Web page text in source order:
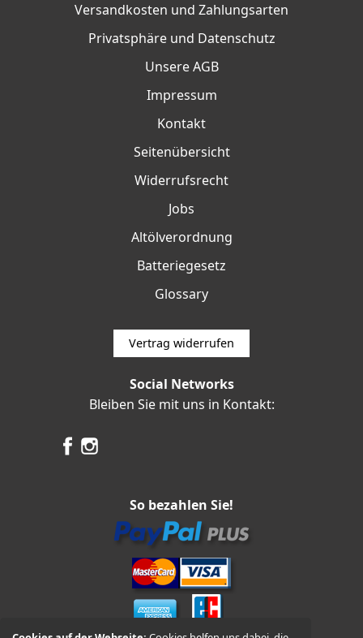
Versandkosten und Zahlungsarten
Privatsphäre und Datenschutz
Unsere AGB
Impressum
Kontakt
Seitenübersicht
Widerrufsrecht
Jobs
Altölverordnung
Batteriegesetz
Glossary
Vertrag widerrufen
Social Networks
Bleiben Sie mit uns in Kontakt:
So bezahlen Sie!